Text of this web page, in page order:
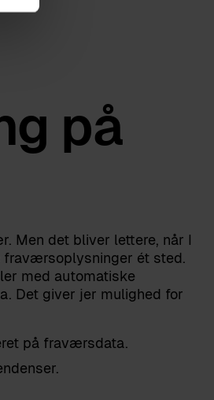
på
Men det bliver lettere, når I
fraværsoplysninger ét sted.
med automatiske
Det giver jer mulighed for
på fraværsdata.